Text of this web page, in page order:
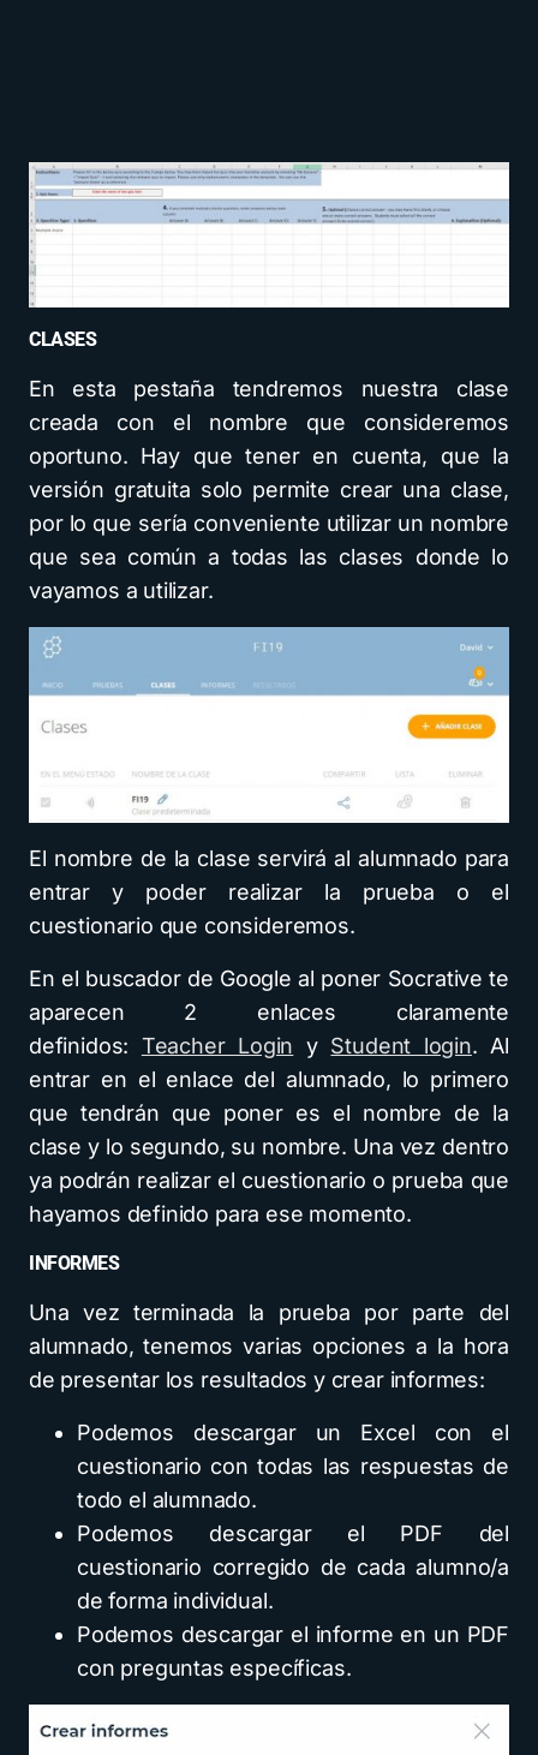
CLASES
En esta pestaña tendremos nuestra clase
creada con el nombre que consideremos
oportuno. Hay que tener en cuenta, que la
versión gratuita solo permite crear una clase,
por lo que sería conveniente utilizar un nombre
que sea común a todas las clases donde lo
vayamos a utilizar.
El nombre de la clase servirá al alumnado para
entrar y poder realizar la prueba o el
cuestionario que consideremos.
En el buscador de Google al poner Socrative te
aparecen 2 enlaces claramente
definidos: Teacher Login y Student login. Al
entrar en el enlace del alumnado, lo primero
que tendrán que poner es el nombre de la
clase y lo segundo, su nombre. Una vez dentro
ya podrán realizar el cuestionario o prueba que
hayamos definido para ese momento.
INFORMES
Una vez terminada la prueba por parte del
alumnado, tenemos varias opciones a la hora
de presentar los resultados y crear informes:
Podemos descargar un Excel con el
cuestionario con todas las respuestas de
todo el alumnado.
Podemos descargar el PDF del
cuestionario corregido de cada alumno/a
de forma individual.
Podemos descargar el informe en un PDF
con preguntas específicas.